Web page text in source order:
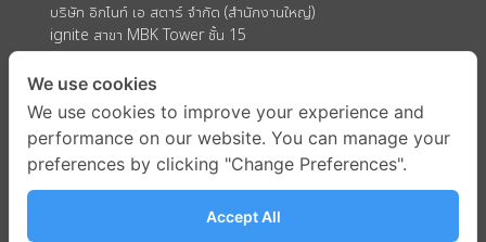
บริษัท อิกไนท์ เอ สตาร์ จำกัด (สำนักงานใหญ่)
ignite สาขา MBK Tower ชั้น 15
ถนนพญาไท แขวงวังใหม่ เขตปทุมวัน กรุงเทพมหานคร 10330
We use cookies
We use cookies to improve your experience and
performance on our website. You can manage your
preferences by clicking "Change Preferences".
Accept All